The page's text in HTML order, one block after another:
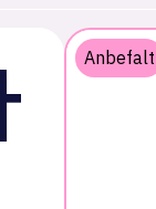
Anbefalt